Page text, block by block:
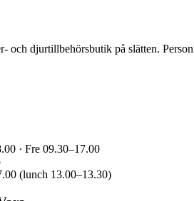
och djurtillbehörsbutik på slätten.
· Fre 09.30–17.00
(lunch 13.00–13.30)